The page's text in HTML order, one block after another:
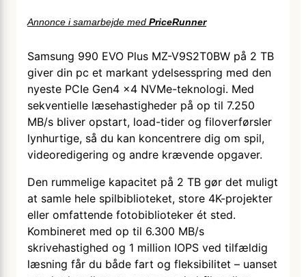
Annonce i samarbejde med PriceRunner
Samsung 990 EVO Plus MZ-V9S2T0BW på 2 TB
giver din pc et markant ydelsesspring med den
nyeste PCIe Gen4 x4 NVMe-teknologi. Med
sekventielle læsehastigheder på op til 7.250
MB/s bliver opstart, load-tider og filoverførsler
lynhurtige, så du kan koncentrere dig om spil,
videoredigering og andre krævende opgaver.
Den rummelige kapacitet på 2 TB gør det muligt
at samle hele spilbiblioteket, store 4K-projekter
eller omfattende fotobiblioteker ét sted.
Kombineret med op til 6.300 MB/s
skrivehastighed og 1 million IOPS ved tilfældig
læsning får du både fart og fleksibilitet – uanset